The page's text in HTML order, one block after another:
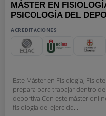
MÁSTER EN
PSICOLOGÍA DEL
ACREDITACIONES
Este Máster en Fisiología,
prepara para trabajar dentro
deportiva.Con este máster
fisiología del ejercicio...